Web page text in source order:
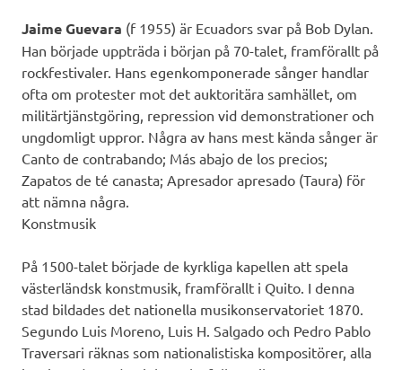
Jaime Guevara (f 1955) är Ecuadors svar på Bob Dylan.
Han började uppträda i början på 70-talet, framförallt på
rockfestivaler. Hans egenkomponerade sånger handlar
ofta om protester mot det auktoritära samhället, om
militärtjänstgöring, repression vid demonstrationer och
ungdomligt uppror. Några av hans mest kända sånger är
Canto de contrabando; Más abajo de los precios;
Zapatos de té canasta; Apresador apresado (Taura) för
att nämna några.
Konstmusik
På 1500-talet började de kyrkliga kapellen att spela
västerländsk konstmusik, framförallt i Quito. I denna
stad bildades det nationella musikonservatoriet 1870.
Segundo Luis Moreno, Luis H. Salgado och Pedro Pablo
Traversari räknas som nationalistiska kompositörer, alla